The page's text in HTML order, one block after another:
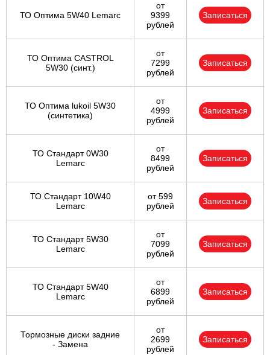
ТО Оптима 5W40 Lemarc
от
9399
рублей
Записаться
ТО Оптима CASTROL
5W30 (синт.)
от
7299
рублей
Записаться
ТО Оптима lukoil 5W30
(синтетика)
от
4999
рублей
Записаться
ТО Стандарт 0W30
Lemarc
от
8499
рублей
Записаться
ТО Стандарт 10W40
Lemarc
от 599
рублей
Записаться
ТО Стандарт 5W30
Lemarc
от
7099
рублей
Записаться
ТО Стандарт 5W40
Lemarc
от
6899
рублей
Записаться
Тормозные диски задние
- Замена
от
2699
рублей
Записаться